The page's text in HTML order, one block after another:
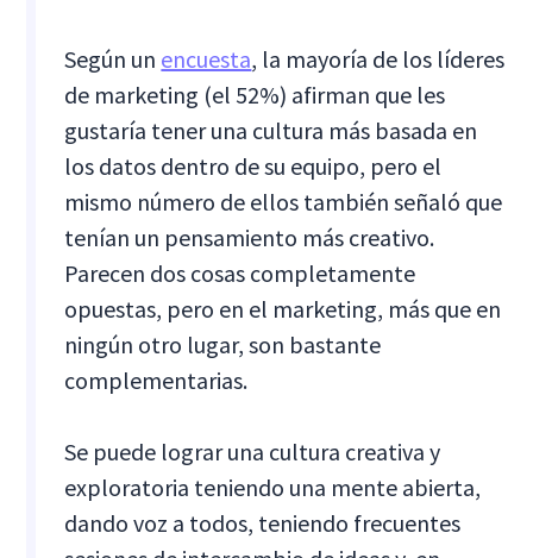
Según un encuesta, la mayoría de los líderes
de marketing (el 52%) afirman que les
gustaría tener una cultura más basada en
los datos dentro de su equipo, pero el
mismo número de ellos también señaló que
tenían un pensamiento más creativo.
Parecen dos cosas completamente
opuestas, pero en el marketing, más que en
ningún otro lugar, son bastante
complementarias.
Se puede lograr una cultura creativa y
exploratoria teniendo una mente abierta,
dando voz a todos, teniendo frecuentes